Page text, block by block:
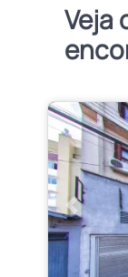
Veja
Anterior